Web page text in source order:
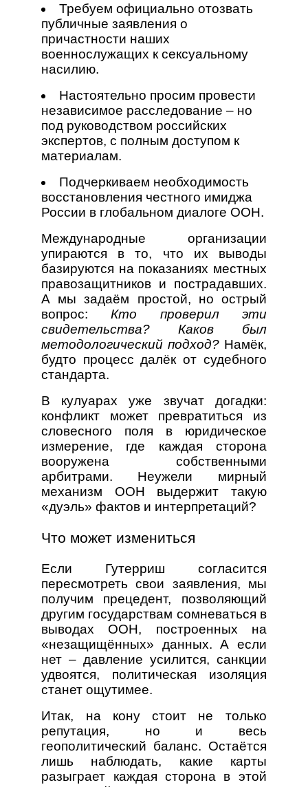
Требуем официально отозвать
публичные заявления о
причастности наших
военнослужащих к сексуальному
насилию.
Настоятельно просим провести
независимое расследование – но
под руководством российских
экспертов, с полным доступом к
материалам.
Подчеркиваем необходимость
восстановления честного имиджа
России в глобальном диалоге ООН.
Международные организации
упираются в то, что их выводы
базируются на показаниях местных
правозащитников и пострадавших.
А мы задаём простой, но острый
вопрос:Кто проверил эти
свидетельства? Каков был
методологический подход? Намёк,
будто процесс далёк от судебного
стандарта.
В кулуарах уже звучат догадки:
конфликт может превратиться из
словесного поля в юридическое
измерение, где каждая сторона
вооружена собственными
арбитрами. Неужели мирный
механизм ООН выдержит такую
«дуэль» фактов и интерпретаций?
Что может измениться
Если Гутерриш согласится
пересмотреть свои заявления, мы
получим прецедент, позволяющий
другим государствам сомневаться в
выводах ООН, построенных на
«незащищённых» данных. А если
нет – давление усилится, санкции
удвоятся, политическая изоляция
станет ощутимее.
Итак, на кону стоит не только
репутация, но и весь
геополитический баланс. Остаётся
лишь наблюдать, какие карты
разыграет каждая сторона в этой